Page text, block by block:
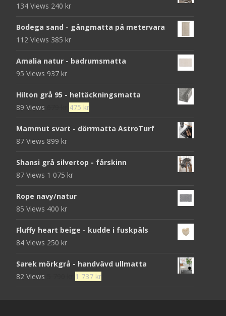
134 Views 240 kr
Bodega sand - gångmatta på metervara
112 Views 385 kr
Amalia natur - badrumsmatta
95 Views 937 kr
Hilton grå 95 - heltäckningsmatta
89 Views
Det
priset
475 krDet
priset
475 kr.
Mammut svart - dörrmatta AstroTurf
87 Views 899 kr
Shansi grå silvertop - fårskinn
87 Views 1 075 kr
Rope navy/natur
85 Views 400 kr
Fluffy heart beige - kudde i fuskpäls
84 Views 250 kr
Sarek mörkgrå - handvävd ullmatta
82 Views
Det
1 737 krDet